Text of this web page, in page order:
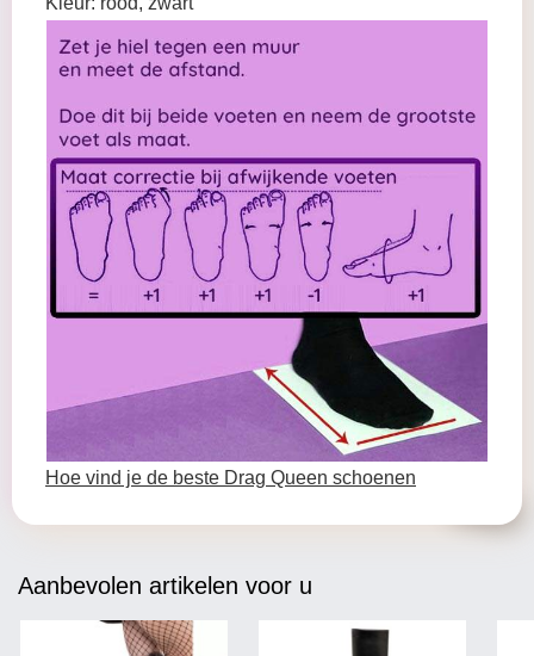
Hoe vind je de beste Drag Queen schoenen
Aanbevolen artikelen voor u